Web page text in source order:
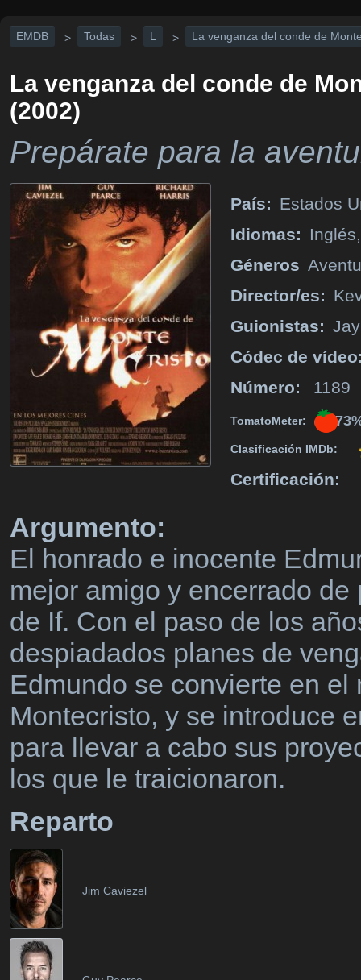
EMDB > Todas > L > La venganza del conde de
La venganza del conde de
(2002)
Prepárate para la
País: Estados
Idiomas:
Géneros
Director/es:
Guionistas:
Códec de
Número:
1189
TomatoMeter:
Clasificación IMDb:
Certificación:
Argumento:
El honrado e inocente
mejor amigo y encerrado
de If. Con el paso de los
despiadados planes de
Edmundo se convierte en
Montecristo, y se introduce
para llevar a cabo sus
los que le traicionaron.
Reparto
Jim Caviezel